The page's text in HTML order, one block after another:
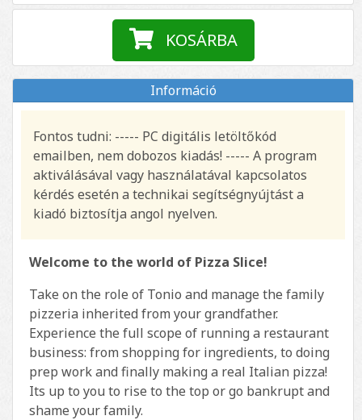
KOSÁRBA
Információ
Fontos tudni: ----- PC digitális letöltőkód
emailben, nem dobozos kiadás! ----- A program
aktiválásával vagy használatával kapcsolatos
kérdés esetén a technikai segítségnyújtást a
kiadó biztosítja angol nyelven.
Welcome to the world of Pizza Slice!
Take on the role of Tonio and manage the family
pizzeria inherited from your grandfather.
Experience the full scope of running a restaurant
business: from shopping for ingredients, to doing
prep work and finally making a real Italian pizza!
Its up to you to rise to the top or go bankrupt and
shame your family.